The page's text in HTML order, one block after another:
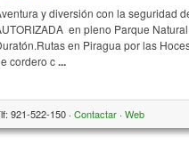
y diversión con la seguridad
en pleno Parque
en Piragua por las
cordero c...
921-522-150 · Contactar · Web